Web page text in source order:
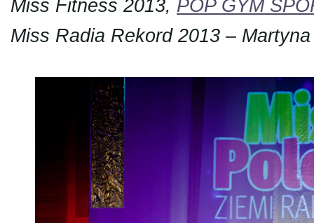
Miss Fitness 2013, POP GYM
Miss Radia Rekord 2013 –